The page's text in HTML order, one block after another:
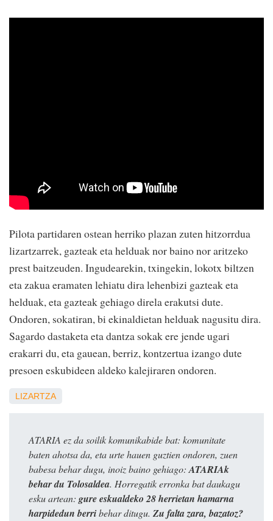
Pilota partidaren ostean herriko plazan zuten hitzorrdua
lizartzarrek, gazteak eta helduak nor baino nor aritzeko
prest baitzeuden. Ingudearekin, txingekin, lokotx biltzen
eta zakua eramaten lehiatu dira lehenbizi gazteak eta
helduak, eta gazteak gehiago direla erakutsi dute.
Ondoren, sokatiran, bi ekinaldietan helduak nagusitu dira.
Sagardo dastaketa eta dantza sokak ere jende ugari
erakarri du, eta gauean, berriz, kontzertua izango dute
presoen eskubideen aldeko kalejiraren ondoren.
LIZARTZA
ATARIA ez da soilik komunikabide bat: komunitate
baten ahotsa da, eta urte hauen guztien ondoren, zuen
babesa behar dugu, inoiz baino gehiago:ATARIAk
behar du Tolosaldea. Horregatik erronka bat daukagu
esku artean: gure eskualdeko 28 herrietan hamarna
harpidedun berribehar ditugu. Zu falta zara, bazatoz?